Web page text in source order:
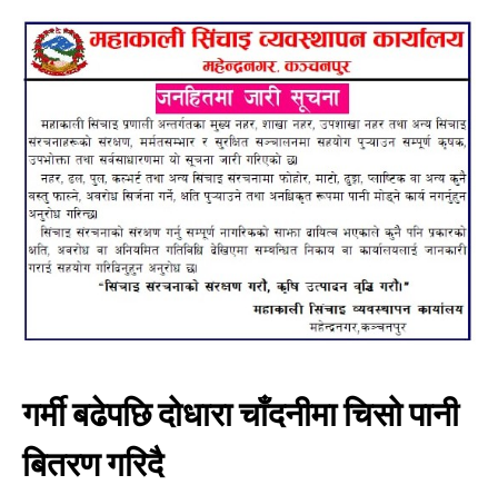
गर्मी बढेपछि दोधारा चाँदनीमा चिसो पानी
बितरण गरिदै